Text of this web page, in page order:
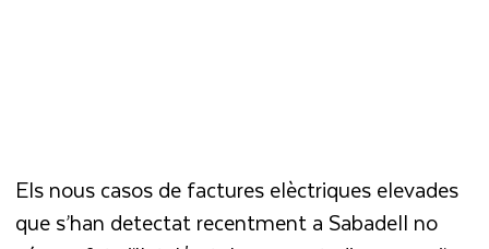
Els nous casos de factures elèctriques elevades
que s’han detectat recentment a Sabadell no